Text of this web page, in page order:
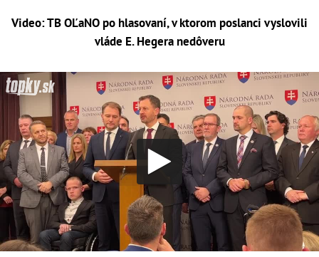
Video: TB OĽaNO po hlasovaní, v ktorom poslanci vyslovili
vláde E. Hegera nedôveru